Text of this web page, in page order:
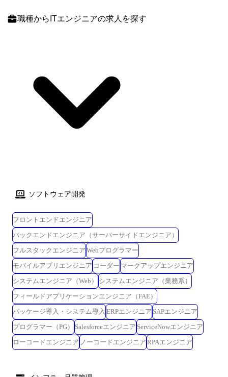
職種からITエンジニアの求人を探す
ソフトウェア開発
フロントエンドエンジニア
バックエンドエンジニア（サーバーサイドエンジニア）
フルスタックエンジニア Webプログラマー
モバイルアプリエンジニア コーダー マークアップエンジニア
システムエンジニア（Web）
システムエンジニア（業務系）
フィールドアプリケーションエンジニア（FAE）
パッケージ導入・システム導入 ERPエンジニア SAPエンジニア
プログラマー（PG）
Salesforceエンジニア ServiceNowエンジニア
ローコードエンジニア ノーコードエンジニア RPAエンジニア